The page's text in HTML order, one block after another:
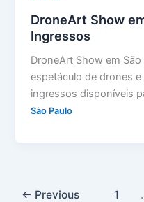
DroneArt Show
Ingressos
DroneArt Show em
espetáculo de drones
ingressos disponíveis
São Paulo
← Previous 1